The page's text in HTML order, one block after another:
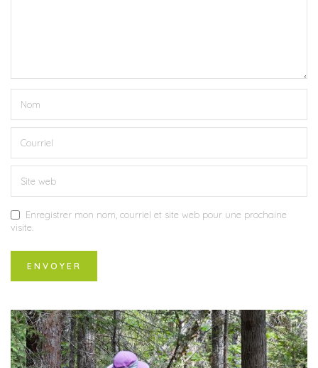
Enregistrer mon nom, courriel et site web pour une prochaine
visite.